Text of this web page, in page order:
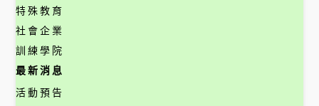
特殊教育
社會企業
訓練學院
最新消息
活動預告